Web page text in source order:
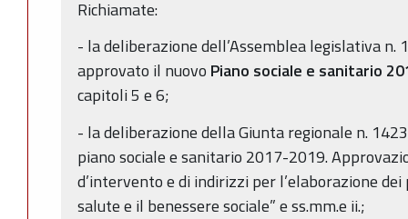
Richiamate:
- la deliberazione dell’Assemblea legislativa n.
approvato il nuovo Piano sociale e sanitario
capitoli 5 e 6;
- la deliberazione della Giunta regionale n.
piano sociale e sanitario 2017-2019.
d’intervento e di indirizzi per l’elaborazione
salute e il benessere sociale” e ss.mm.e ii.;